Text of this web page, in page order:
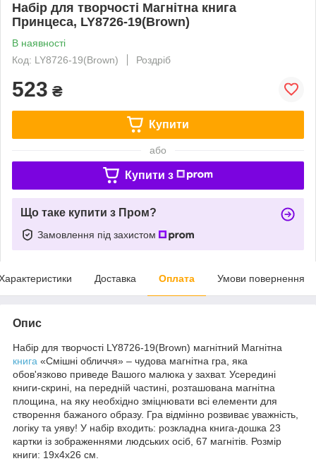
Набір для творчості Магнітна книга
Принцеса, LY8726-19(Brown)
В наявності
Код: LY8726-19(Brown)
Роздріб
523 ₴
Купити
або
Купити з
Що таке купити з Пром?
Замовлення під захистом
Доставка Оплата Умови повернення
Опис
Набір для творчості LY8726-19(Brown) магнітний Магнітна
книга «Смішні обличчя» – чудова магнітна гра, яка
обов'язково приведе Вашого малюка у захват. Усередині
книги-скрині, на передній частині, розташована магнітна
площина, на яку необхідно зміцнювати всі елементи для
створення бажаного образу. Гра відмінно розвиває уважність,
логіку та уяву! У набір входить: розкладна книга-дошка 23
картки із зображеннями людських осіб, 67 магнітів. Розмір
книги: 19х4х26 см.